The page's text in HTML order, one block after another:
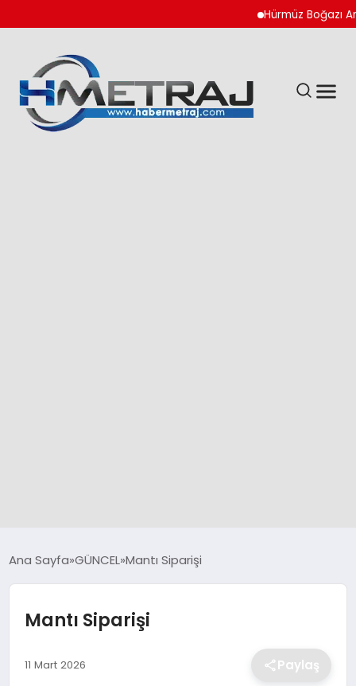
Hürmüz Boğazı
Ana Sayfa GÜNCEL Mantı Siparişi
Mantı Siparişi
11 Mart 2026 Paylaş